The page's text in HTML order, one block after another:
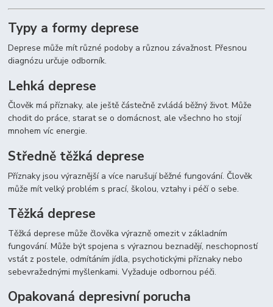
Typy a formy deprese
Deprese může mít různé podoby a různou závažnost. Přesnou
diagnózu určuje odborník.
Lehká deprese
Člověk má příznaky, ale ještě částečně zvládá běžný život. Může
chodit do práce, starat se o domácnost, ale všechno ho stojí
mnohem víc energie.
Středně těžká deprese
Příznaky jsou výraznější a více narušují běžné fungování. Člověk
může mít velký problém s prací, školou, vztahy i péčí o sebe.
Těžká deprese
Těžká deprese může člověka výrazně omezit v základním
fungování. Může být spojena s výraznou beznadějí, neschopností
vstát z postele, odmítáním jídla, psychotickými příznaky nebo
sebevražednými myšlenkami. Vyžaduje odbornou péči.
Opakovaná depresivní porucha